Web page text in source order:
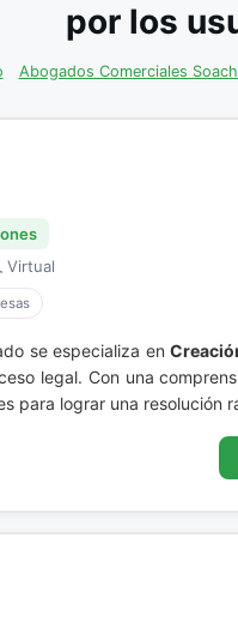
por los
Abogados Comerciales
Virtual
se especializa en
legal. Con una
para lograr una resolución